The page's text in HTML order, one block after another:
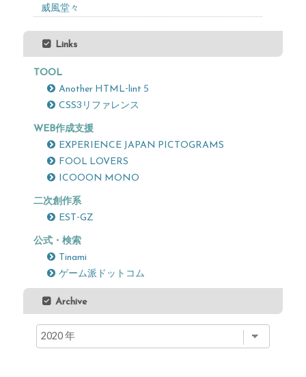
威風堂々
Links
TOOL
Another HTML-lint 5
CSS3リファレンス
WEB作成支援
EXPERIENCE JAPAN PICTOGRAMS
FOOL LOVERS
ICOOON MONO
二次創作系
EST-GZ
公式・検索
Tinami
ゲーム派ドットコム
Archive